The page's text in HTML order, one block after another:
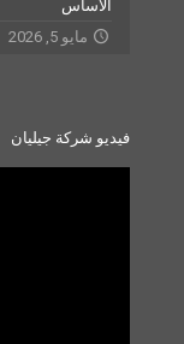
الأساس
مايو 5, 2026
فيديو شركة جيليان